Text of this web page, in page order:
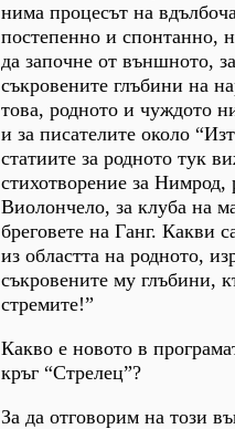
нима процесът на
постепенно и спонтанно,
да започне от външното,
съкровените глъбини на
това, родното и чуждото
и за писателите около
статиите за родното тук
стихотворение за Нимрод,
Виолончело, за клуба на
бреговете на Ганг. Какви
из областта на родното,
съкровените му глъбини,
стремите!”
Какво е новото в
кръг “Стрелец”?
За да отговорим на този